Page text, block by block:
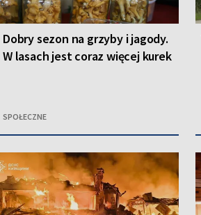
Dobry sezon na grzyby i jagody.
W lasach jest coraz więcej kurek
SPOŁECZNE